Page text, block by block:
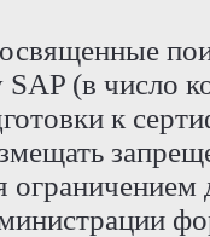
(в число
к